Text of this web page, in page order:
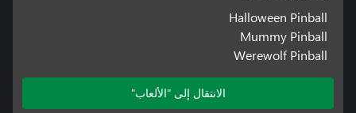
Halloween Pinball
Mummy Pinball
Werewolf Pinball
الانتقال إلى "الألعاب"